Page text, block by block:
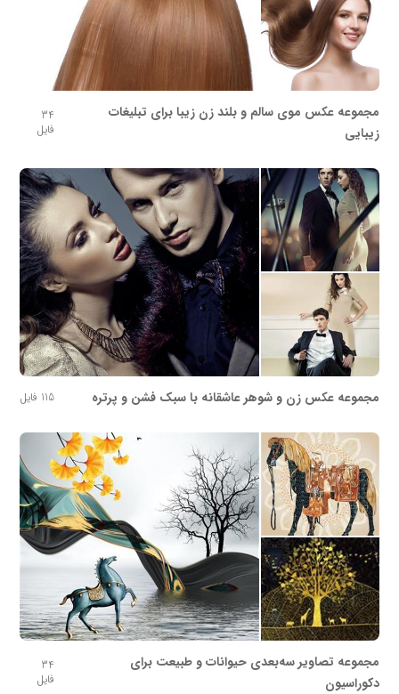
مجموعه عکس موی سالم و بلند زن زیبا برای تبلیغات
زیبایی
34
فایل
مجموعه عکس زن و شوهر عاشقانه با سبک فشن و پرتره 115 فایل
مجموعه تصاویر سه‌بعدی حیوانات و طبیعت برای
دکوراسیون
34
فایل